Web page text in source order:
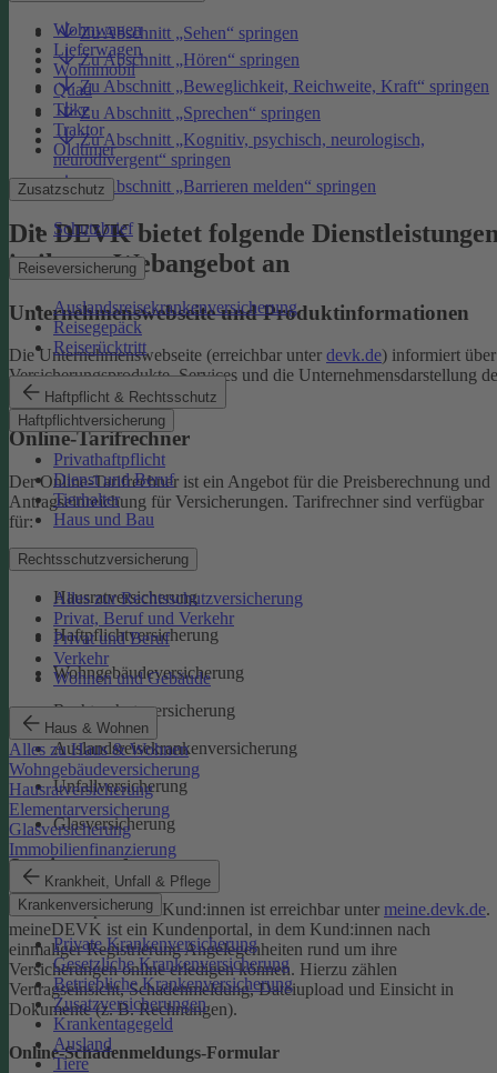
Wohnwagen
Lieferwagen
Wohnmobil
Quad
Trike
Traktor
Oldtimer
Zusatzschutz
Schutzbrief
Reiseversicherung
Auslandsreisekrankenversicherung
Reisegepäck
Reiserücktritt
Haftpflicht & Rechtsschutz
Haftpflichtversicherung
Privathaftpflicht
Dienst und Beruf
Tierhalter
Haus und Bau
Rechtsschutzversicherung
Alles zur Rechtsschutzversicherung
Privat, Beruf und Verkehr
Privat und Beruf
Verkehr
Wohnen und Gebäude
Haus & Wohnen
Alles zu Haus & Wohnen
Wohngebäudeversicherung
Hausratversicherung
Elementarversicherung
Glasversicherung
Immobilienfinanzierung
Krankheit, Unfall & Pflege
Krankenversicherung
Private Krankenversicherung
Gesetzliche Krankenversicherung
Betriebliche Krankenversicherung
Zusatzversicherungen
Krankentagegeld
Ausland
Tiere
Zu Abschnitt „Sehen“ springen
Zu Abschnitt „Hören“ springen
Zu Abschnitt „Beweglichkeit, Reichweite, Kraft“ springen
Zu Abschnitt „Sprechen“ springen
Zu Abschnitt „Kognitiv, psychisch, neurologisch,
neurodivergent“ springen
Zu Abschnitt „Barrieren melden“ springen
Die DEVK bietet folgende
in ihrem Webangebot an
Unternehmenswebseite und Produktinformationen
Die Unternehmenswebseite (erreichbar unter devk.de) informiert über
Versicherungsprodukte, Services und die Unternehmensdarstellung
DEVK.
Online-Tarifrechner
Der Online-Tarifrechner ist ein Angebot für die Preisberechnung und
Antragseinreichung für Versicherungen. Tarifrechner sind verfügbar
für:
Kfz-Versicherungen
Hausratversicherung
Haftpflichtversicherung
Wohngebäudeversicherung
Rechtsschutzversicherung
Auslandsreisekrankenversicherung
Unfallversicherung
Glasversicherung
Serviceportal
Das Serviceportal für Kund:innen ist erreichbar unter meine.devk.de.
meineDEVK ist ein Kundenportal, in dem Kund:innen nach
einmaliger Registrierung Angelegenheiten rund um ihre
Versicherungen online erledigen können. Hierzu zählen
Vertragseinsicht, Schadenmeldung, Dateiupload und Einsicht in
Dokumente (z. B. Rechnungen).
Online-Schadenmeldungs-Formular